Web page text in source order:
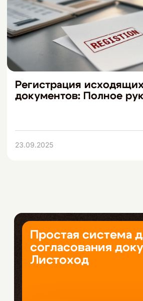
Регистрация
документов: Полное
23.09.2025
Простая система
согласования
Листоход